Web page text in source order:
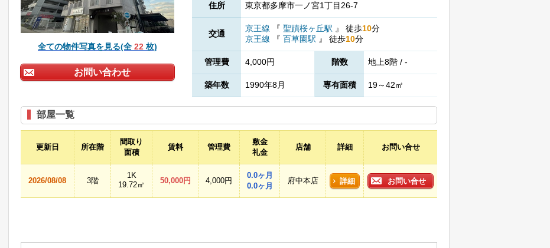
全ての物件写真を見る(全 22 枚)
お問い合わせ
住所 東京都多摩市一ノ宮1丁目26-7
交通
京王線 『 聖蹟桜ヶ丘駅 』 徒歩10分
京王線
『 百草園駅 』 徒歩10分
管理費 4,000円 階数 地上8階 / -
築年数 1990年8月 専有面積 19～42㎡
部屋一覧
更新日 所在階
間取り
面積
賃料 管理費
敷金
礼金
店舗 詳細 お問い合せ
2026/08/08 3階
1K
19.72㎡
50,000円 4,000円
0.0ヶ月
0.0ヶ月
府中本店 詳細 お問い合せ